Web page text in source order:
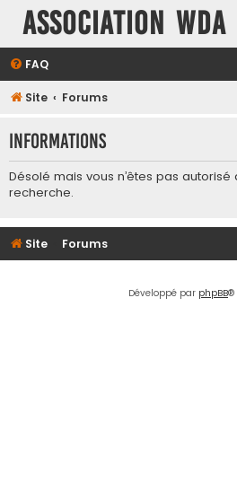
Association WDA
FAQ
Site Forums
Informations
Désolé mais vous n’êtes pas
recherche.
Site Forums
Développé par phpBB®